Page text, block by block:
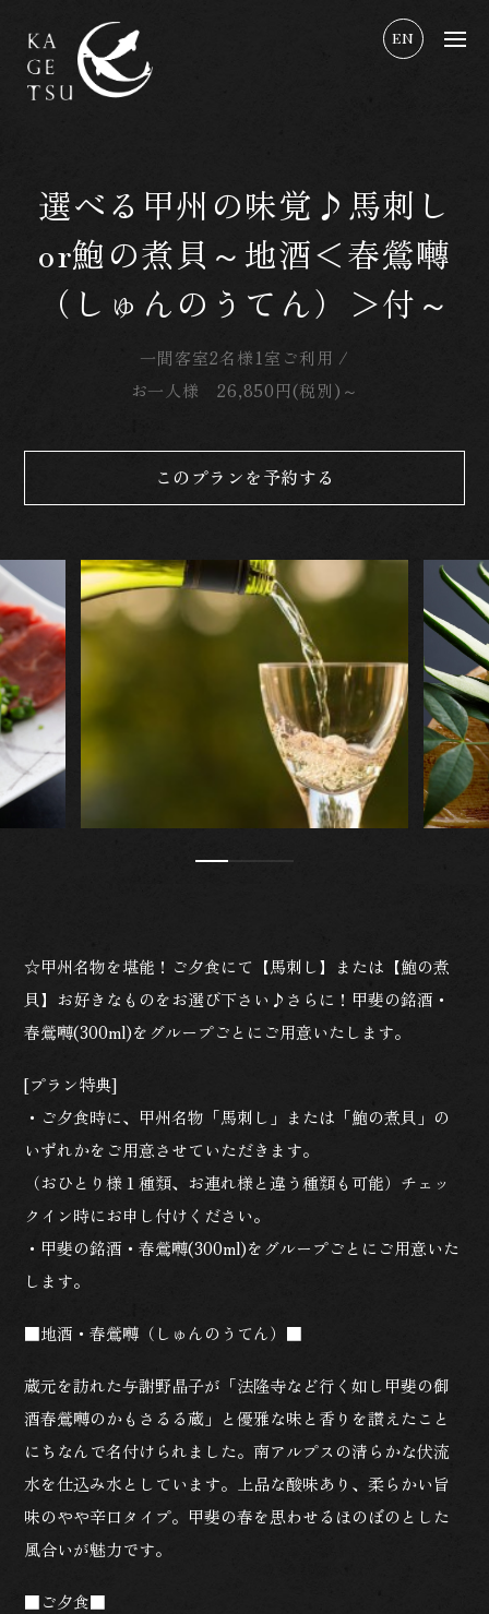
EN
選べる甲州の味覚♪馬刺し
or鮑の煮貝～地酒＜春鶯囀
（しゅんのうてん）＞付～
一間客室2名様1室ご利用 /
お一人様 26,850円(税別)～
このプランを予約する
☆甲州名物を堪能！ご夕食にて【馬刺し】または【鮑の煮
貝】お好きなものをお選び下さい♪さらに！甲斐の銘酒・
春鶯囀(300ml)をグループごとにご用意いたします。
[プラン特典]
・ご夕食時に、甲州名物「馬刺し」または「鮑の煮貝」の
いずれかをご用意させていただきます。
（おひとり様１種類、お連れ様と違う種類も可能）チェッ
クイン時にお申し付けください。
・甲斐の銘酒・春鶯囀(300ml)をグループごとにご用意いた
します。
■地酒・春鶯囀（しゅんのうてん）■
蔵元を訪れた与謝野晶子が「法隆寺など行く如し甲斐の御
酒春鶯囀のかもさるる蔵」と優雅な味と香りを讃えたこと
にちなんで名付けられました。南アルプスの清らかな伏流
水を仕込み水としています。上品な酸味あり、柔らかい旨
味のやや辛口タイプ。甲斐の春を思わせるほのぼのとした
風合いが魅力です。
■ご夕食■